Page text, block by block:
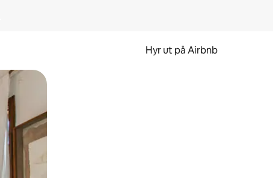
Hyr ut på Airbnb